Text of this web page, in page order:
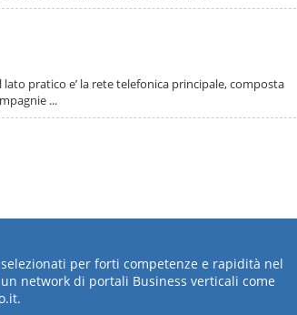
pratico e’ la rete telefonica principale, composta
...
per forti competenze e rapidità nel
network di portali Business verticali come